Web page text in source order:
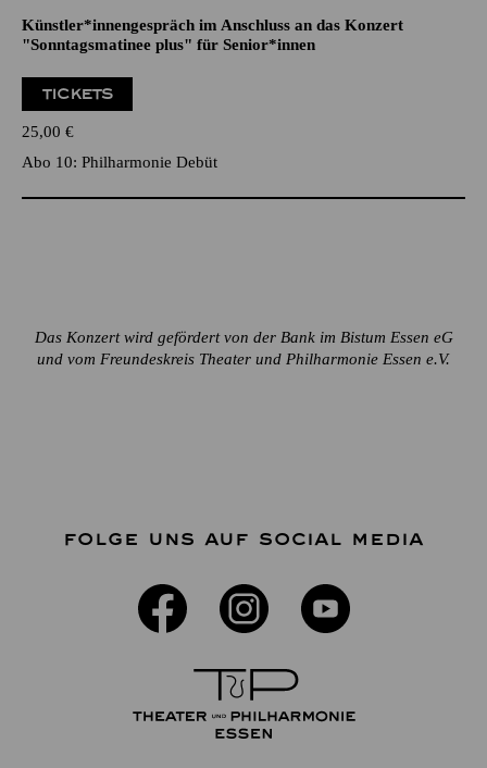
Künstler*innengespräch im Anschluss an das Konzert
"Sonntagsmatinee plus" für Senior*innen
TICKETS
25,00 €
Abo 10: Philharmonie Debüt
Das Konzert wird gefördert von der Bank im Bistum Essen eG
und vom Freundeskreis Theater und Philharmonie Essen e.V.
FOLGE UNS AUF SOCIAL MEDIA